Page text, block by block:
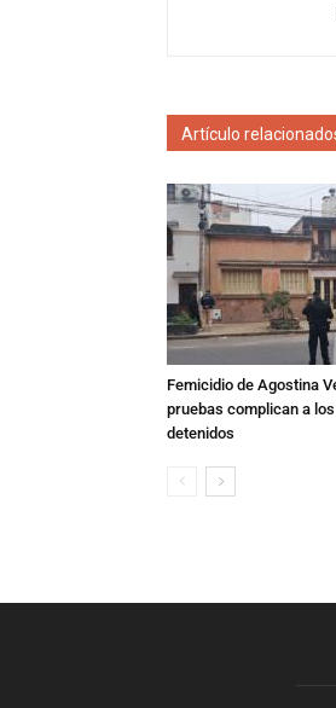
Artículo
Femicidio de Agostina
pruebas complican a
detenidos